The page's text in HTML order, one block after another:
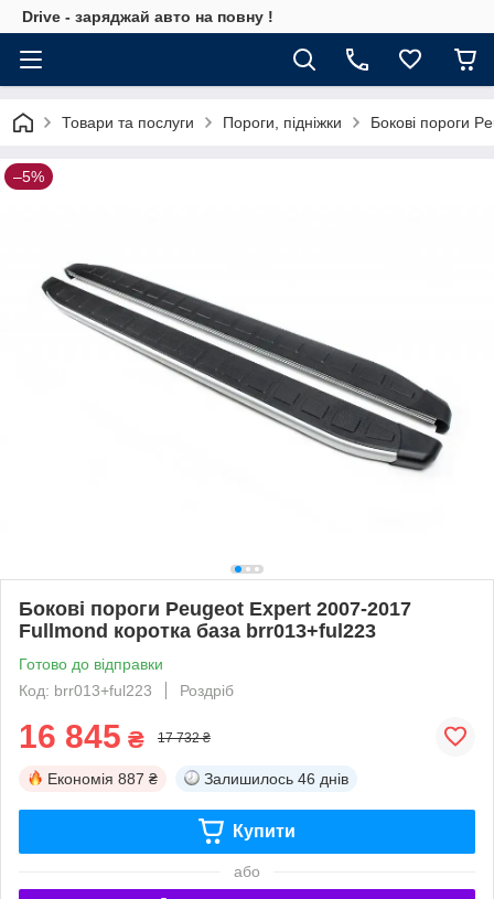
Drive - заряджай авто на повну !
Товари та послуги Пороги, підніжки Бокові пороги
–5%
Бокові пороги Peugeot Expert 2007-2017
Fullmond коротка база brr013+ful223
Готово до відправки
Код: brr013+ful223
Роздріб
16 845 ₴ 17 732 ₴
Економія 887 ₴ Залишилось 46 днів
Купити
або